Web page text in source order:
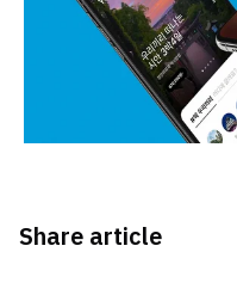
Share article